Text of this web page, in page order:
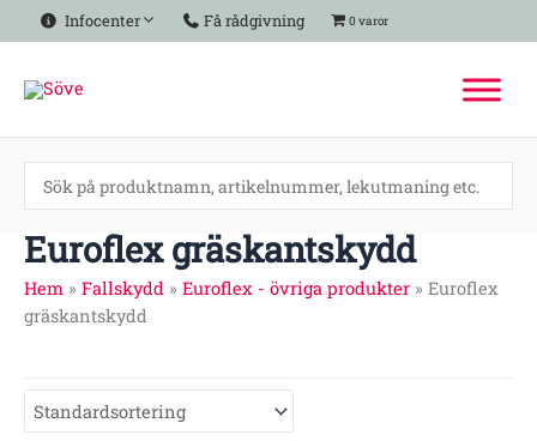
Hoppa
till
Infocenter Få rådgivning 0 varor
Euroflex gräskantskydd
Hem » Fallskydd » Euroflex - övriga produkter » Euroflex
gräskantskydd